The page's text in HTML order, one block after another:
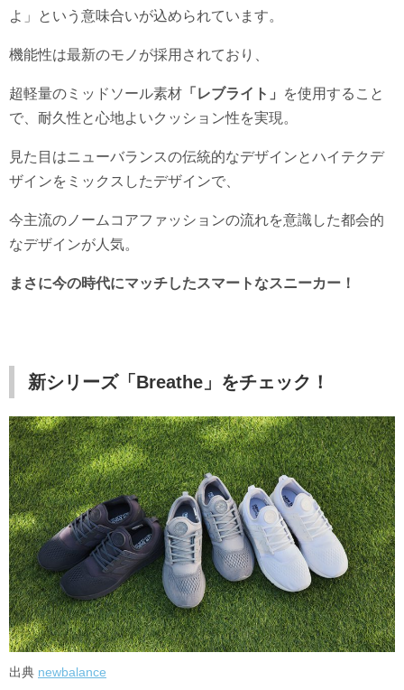
よ」という意味合いが込められています。
機能性は最新のモノが採用されており、
超軽量のミッドソール素材 「レブライト」
を使用すること
で、耐久性と心地よいクッション性を実現。
見た目はニューバランスの伝統的なデザインとハイテクデ
ザインをミックスしたデザインで、
今主流のノームコアファッションの流れを意識した都会的
なデザインが人気。
まさに今の時代にマッチしたスマートなスニーカー！
新シリーズ「Breathe」をチェック！
出典 newbalance